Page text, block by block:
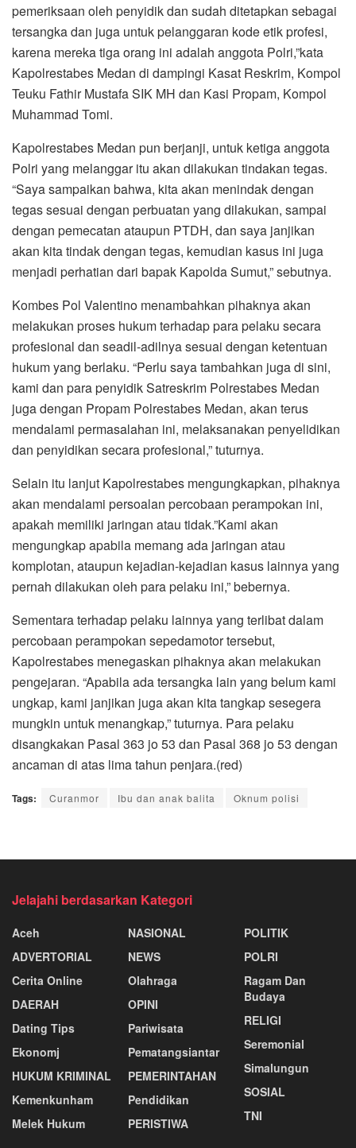
pemeriksaan oleh penyidik dan sudah ditetapkan sebagai
tersangka dan juga untuk pelanggaran kode etik profesi,
karena mereka tiga orang ini adalah anggota Polri,”kata
Kapolrestabes Medan di dampingi Kasat Reskrim, Kompol
Teuku Fathir Mustafa SIK MH dan Kasi Propam, Kompol
Muhammad Tomi.
Kapolrestabes Medan pun berjanji, untuk ketiga anggota
Polri yang melanggar itu akan dilakukan tindakan tegas.
“Saya sampaikan bahwa, kita akan menindak dengan
tegas sesuai dengan perbuatan yang dilakukan, sampai
dengan pemecatan ataupun PTDH, dan saya janjikan
akan kita tindak dengan tegas, kemudian kasus ini juga
menjadi perhatian dari bapak Kapolda Sumut,” sebutnya.
Kombes Pol Valentino menambahkan pihaknya akan
melakukan proses hukum terhadap para pelaku secara
profesional dan seadil-adilnya sesuai dengan ketentuan
hukum yang berlaku. “Perlu saya tambahkan juga di sini,
kami dan para penyidik Satreskrim Polrestabes Medan
juga dengan Propam Polrestabes Medan, akan terus
mendalami permasalahan ini, melaksanakan penyelidikan
dan penyidikan secara profesional,” tuturnya.
Selain itu lanjut Kapolrestabes mengungkapkan, pihaknya
akan mendalami persoalan percobaan perampokan ini,
apakah memiliki jaringan atau tidak.”Kami akan
mengungkap apabila memang ada jaringan atau
komplotan, ataupun kejadian-kejadian kasus lainnya yang
pernah dilakukan oleh para pelaku ini,” bebernya.
Sementara terhadap pelaku lainnya yang terlibat dalam
percobaan perampokan sepedamotor tersebut,
Kapolrestabes menegaskan pihaknya akan melakukan
pengejaran. “Apabila ada tersangka lain yang belum kami
ungkap, kami janjikan juga akan kita tangkap sesegera
mungkin untuk menangkap,” tuturnya. Para pelaku
disangkakan Pasal 363 jo 53 dan Pasal 368 jo 53 dengan
ancaman di atas lima tahun penjara.(red)
Tags: Curanmor Ibu dan anak balita Oknum polisi
Jelajahi berdasarkan Kategori
Aceh
ADVERTORIAL
Cerita Online
DAERAH
Dating Tips
Ekonomj
HUKUM KRIMINAL
Kemenkunham
Melek Hukum
NASIONAL
NEWS
Olahraga
OPINI
Pariwisata
Pematangsiantar
PEMERINTAHAN
Pendidikan
PERISTIWA
POLITIK
POLRI
Ragam Dan
Budaya
RELIGI
Seremonial
Simalungun
SOSIAL
TNI